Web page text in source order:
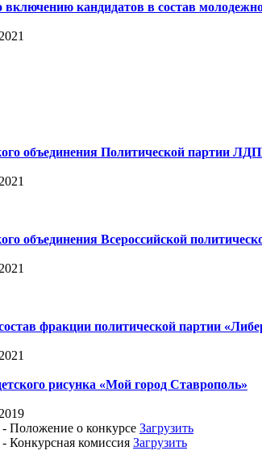
включению кандидатов в состав
объединения Политической партии
объединения Всероссийской
фракции политической партии
рисунка «Мой город Ставрополь»
Положение о конкурсе Загрузить
Конкурсная комиссия Загрузить